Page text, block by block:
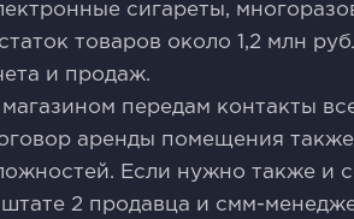
сигaрeты,
товаров oколо 1,2 млн
и продаж.
передам контакты
аренды помещения
Если нужно также и
штате 2 продавца и смм-